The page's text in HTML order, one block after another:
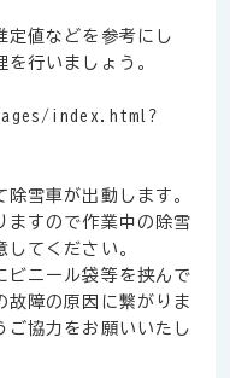
定値などを参考にし
行いましょう。
index.html?
雪車が出動します。
ますので作業中の除雪
てください。
ビニール袋等を挟んで
故障の原因に繋がりま
ご協力をお願いいたし